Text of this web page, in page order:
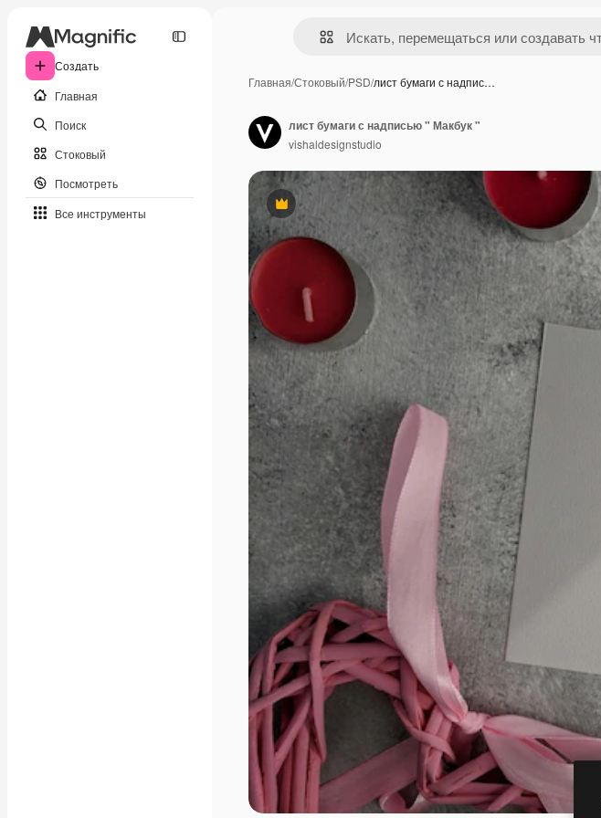
Создать
Главная
Поиск
Стоковый
Посмотреть
Все инструменты
Главная/Стоковый/PSD/лист бумаги с надпис…
Премиум
лист бумаги с надписью " Макбук "
vishaldesignstudio